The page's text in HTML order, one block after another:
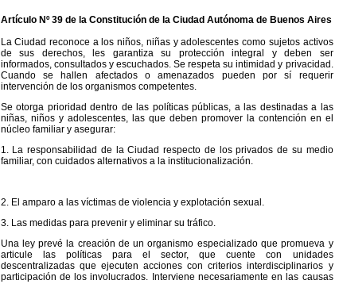
Artículo Nº 39 de la Constituciónde la Ciudad Autónoma de Buenos Aires
La Ciudad reconoce a los niños, niñas y adolescentes como sujetos activos
de sus derechos, les garantiza su protección integral y deben ser
informados, consultados y escuchados. Se respeta su intimidad y privacidad.
Cuando se hallen afectados o amenazados pueden por sí requerir
intervención de los organismos competentes.
Se otorga prioridad dentro de las políticas públicas, a las destinadas a las
niñas, niños y adolescentes, las que deben promover la contención en el
núcleo familiar y asegurar:
1. La responsabilidad de la Ciudad respecto de los privados de su medio
familiar, con cuidados alternativos a la institucionalización.
2. El amparo a las víctimas de violencia y explotación sexual.
3. Las medidas para prevenir y eliminar su tráfico.
Una ley prevé la creación de un organismo especializado que promueva y
articule las políticas para el sector, que cuente con unidades
descentralizadas que ejecuten acciones con criterios interdisciplinarios y
participación de los involucrados. Interviene necesariamente en las causas